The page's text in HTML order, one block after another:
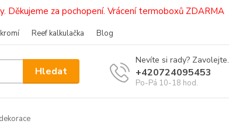
Děkujeme za pochopení. Vrácení termoboxů ZDARMA
Reef kalkulačka Blog
Hledat
Nevíte si rady? Zavolejte.
+420724095453
Po-Pá 10-18 hod.